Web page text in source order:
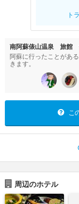
ト
南阿蘇俵山温泉 旅館
阿蘇に行ったことがあ
きます。
こ
周辺のホテル